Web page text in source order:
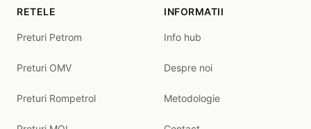
RETELE
Preturi Petrom
Preturi OMV
Preturi Rompetrol
INFORMATII
Info hub
Despre noi
Metodologie